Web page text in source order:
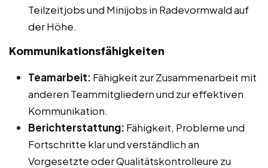
Teilzeitjobs und Minijobs in Radevormwald auf
der Höhe.
Kommunikationsfähigkeiten
Teamarbeit: Fähigkeit zur Zusammenarbeit mit
anderen Teammitgliedern und zur effektiven
Kommunikation.
Berichterstattung: Fähigkeit, Probleme und
Fortschritte klar und verständlich an
Vorgesetzte oder Qualitätskontrolleure zu